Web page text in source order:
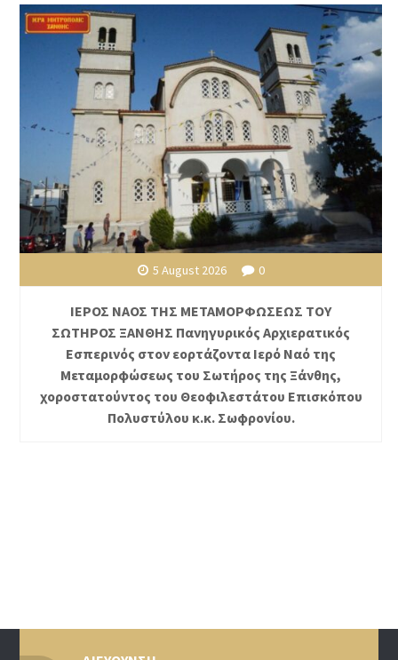
5 August 2026 0
ΙΕΡΟΣ ΝΑΟΣ ΤΗΣ ΜΕΤΑΜΟΡΦΩΣΕΩΣ ΤΟΥ
ΣΩΤΗΡΟΣ ΞΑΝΘΗΣ Πανηγυρικός Αρχιερατικός
Εσπερινός στον εορτάζοντα Ιερό Ναό της
Μεταμορφώσεως του Σωτήρος της Ξάνθης,
χοροστατούντος του Θεοφιλεστάτου Επισκόπου
Πολυστύλου κ.κ. Σωφρονίου.